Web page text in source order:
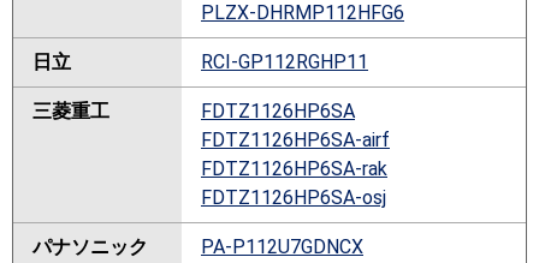
PLZX-DHRMP112HFG6
日立 RCI-GP112RGHP11
三菱重工
FDTZ1126HP6SA
FDTZ1126HP6SA-airf
FDTZ1126HP6SA-rak
FDTZ1126HP6SA-osj
パナソニック
PA-P112U7GDNCX